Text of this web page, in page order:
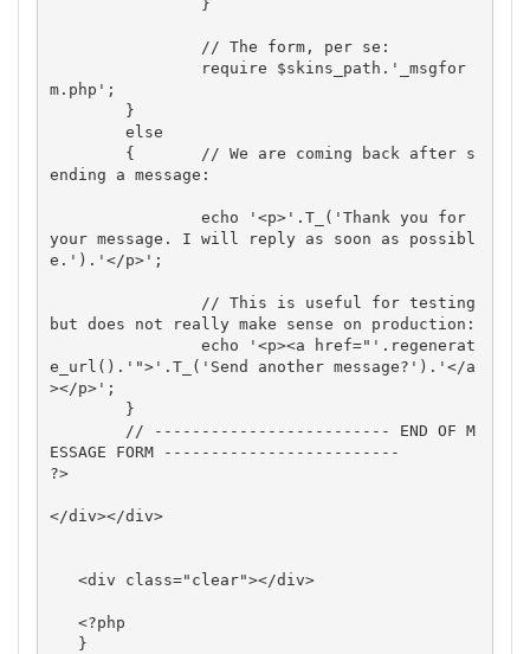
m.php';
ending a message:
your message. I will reply as soon as possibl
e.').'</p>';
but does not really make sense on production:
e_url().'">'.T_('Send another message?').'</a
></p>';
ESSAGE FORM -------------------------
?>
</div></div>